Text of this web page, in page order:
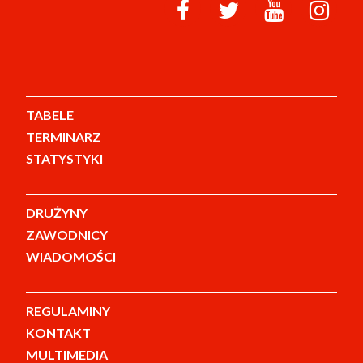
TABELE
TERMINARZ
STATYSTYKI
DRUŻYNY
ZAWODNICY
WIADOMOŚCI
REGULAMINY
KONTAKT
MULTIMEDIA